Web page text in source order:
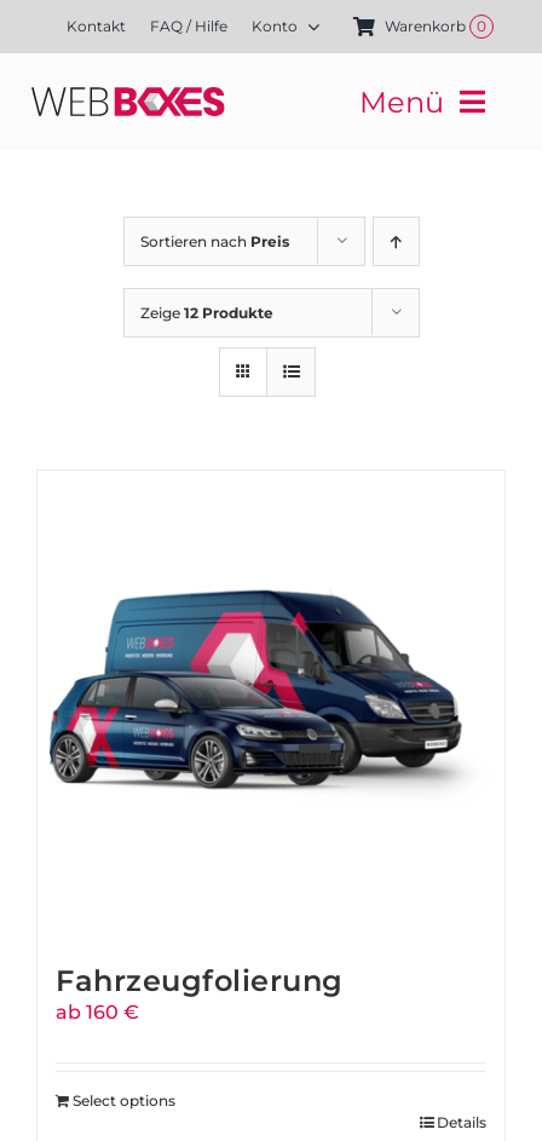
Kontakt FAQ / Hilfe Konto Warenkorb 0
Menü
Kampagnen
Referenzen
Finanzierung
Sortieren nach Preis
Zeige 12 Produkte
Fahrzeugfolierung
ab 160 €
Select options
Details